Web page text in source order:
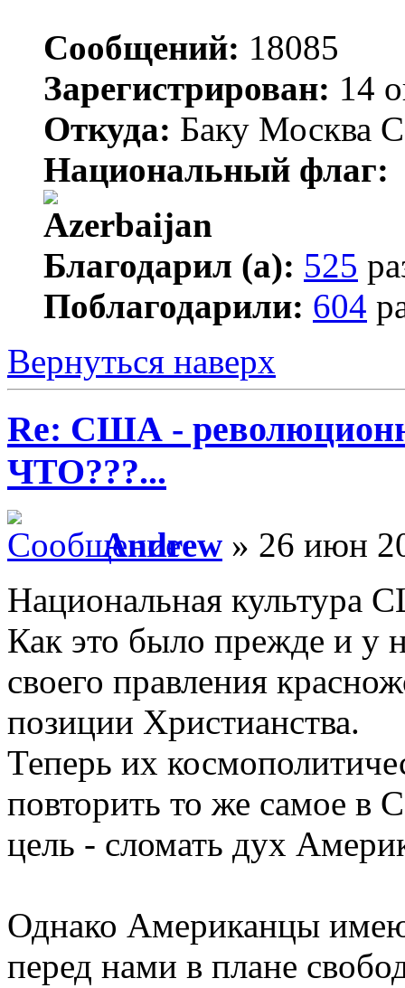
Сообщений: 18085
Зарегистрирован: 14
Откуда: Баку Москва
Национальный флаг:
Благодарил (а): 525
Поблагодарили: 604
Вернуться наверх
Re: США -
ЧТО???...
Andrew » 26 июн
Национальная культура
Как это было прежде и у
своего правления
позиции Христианства.
Теперь их
повторить то же самое в
цель - сломать дух
Однако Американцы
перед нами в плане